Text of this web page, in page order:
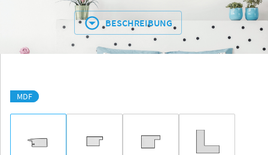
BESCHREIBUNG
MDF